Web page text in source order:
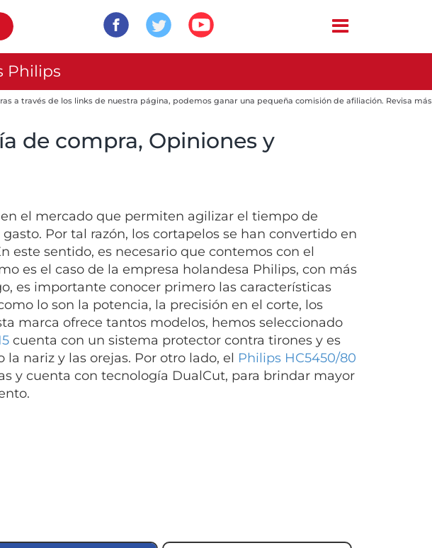
Philips
a través de los links de nuestra página, podemos ganar una pequeña comisión de afiliación. Revisa más
de compra, Opiniones y
el mercado que permiten agilizar el tiempo de
Por tal razón, los cortapelos se han convertido en
este sentido, es necesario que contemos con el
es el caso de la empresa holandesa Philips, con más
es importante conocer primero las características
lo son la potencia, la precisión en el corte, los
marca ofrece tantos modelos, hemos seleccionado
cuenta con un sistema protector contra tirones y es
nariz y las orejas. Por otro lado, el Philips HC5450/80
y cuenta con tecnología DualCut, para brindar mayor